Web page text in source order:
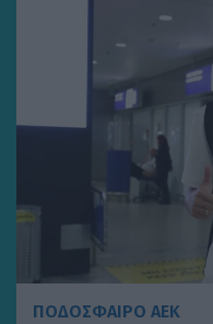
ΠΟΔΟΣΦΑΙΡΟ ΑΕΚ